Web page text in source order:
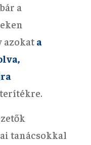
a
azokat a
tanácsokkal